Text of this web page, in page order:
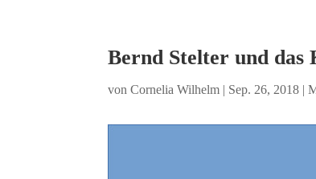
Bernd Stelter und das
vonCornelia Wilhelm | Sep. 26, 2018 |